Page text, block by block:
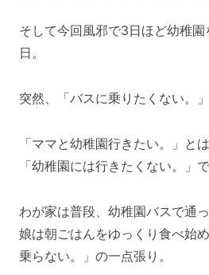
そして今回風邪で3日ほど幼稚
日。
突然、「バスに乗りたくない。
「ママと幼稚園行きたい。」と
「幼稚園には行きたくない。」
わが家は普段、幼稚園バスで通っ
娘は朝ごはんをゆっくり食べ始
乗らない。」の一点張り。